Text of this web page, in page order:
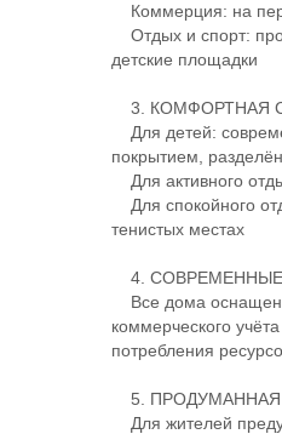
Коммерция: на
Отдых и спорт:
детские площадки
3. КОМФОРТНАЯ
Для детей:
покрытием,
Для активного
Для спокойного
тенистых местах
4.
Все дома
коммерческого
потребления
5. ПРОДУМАННАЯ
Для жителей